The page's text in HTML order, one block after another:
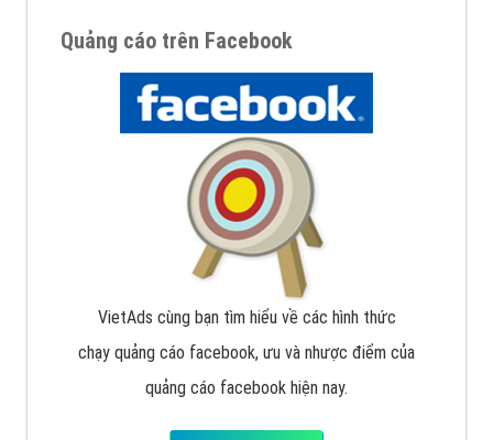
Quảng cáo trên Facebook
VietAds cùng bạn tìm hiểu về các hình thức
chạy quảng cáo facebook, ưu và nhược điểm của
quảng cáo facebook hiện nay.